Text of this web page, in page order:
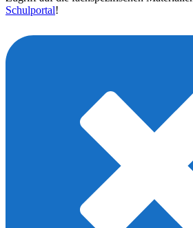
Schulportal!